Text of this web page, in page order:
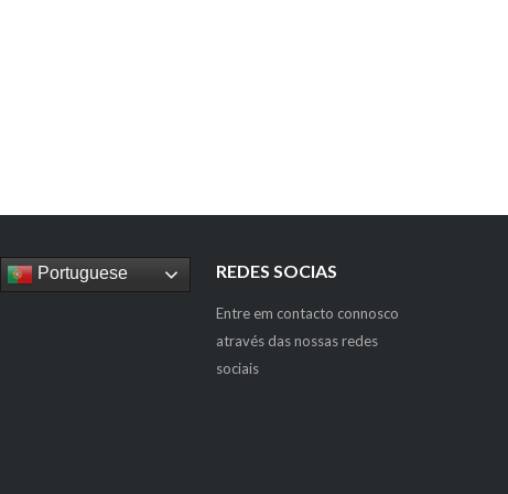
Portuguese REDES SOCIAS
Entre em contacto connosco
através das nossas redes
sociais